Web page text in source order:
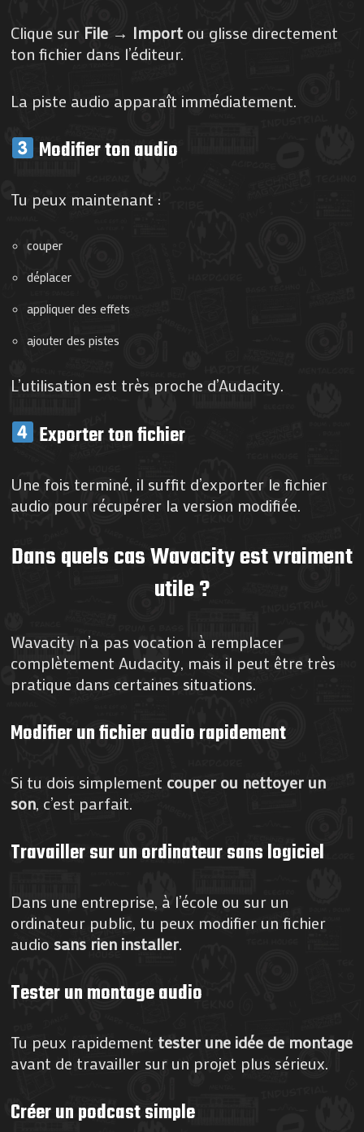
Clique sur File → Import ou glisse directement
ton fichier dans l’éditeur.
La piste audio apparaît immédiatement.
Modifier ton audio
Tu peux maintenant :
couper
déplacer
appliquer des effets
ajouter des pistes
L’utilisation est très proche d’Audacity.
Exporter ton fichier
Une fois terminé, il suffit d’exporter le fichier
audio pour récupérer la version modifiée.
Dans quels cas Wavacity est vraiment
utile ?
Wavacity n’a pas vocation à remplacer
complètement Audacity, mais il peut être très
pratique dans certaines situations.
Modifier un fichier audio rapidement
Si tu dois simplement couper ou nettoyer un
son, c’est parfait.
Travailler sur un ordinateur sans logiciel
Dans une entreprise, à l’école ou sur un
ordinateur public, tu peux modifier un fichier
audio sans rien installer.
Tester un montage audio
Tu peux rapidement tester une idée de montage
avant de travailler sur un projet plus sérieux.
Créer un podcast simple